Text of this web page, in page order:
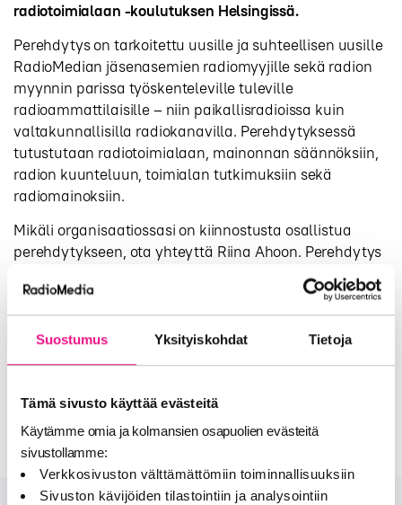
Suostumus Yksityiskohdat Tietoja
Tämä sivusto käyttää evästeitä
Käytämme omia ja kolmansien osapuolien evästeitä
sivustollamme:
Verkkosivuston välttämättömiin toiminnallisuuksiin
Sivuston kävijöiden tilastointiin ja analysointiin
radiotoimialaan -koulutuksen Helsingissä.
Perehdytys on tarkoitettu uusille ja suhteellisen uusille
RadioMedian jäsenasemien radiomyyjille sekä radion
myynnin parissa työskenteleville tuleville
radioammattilaisille – niin paikallisradioissa kuin
valtakunnallisilla radiokanavilla. Perehdytyksessä
tutustutaan radiotoimialaan, mainonnan säännöksiin,
radion kuunteluun, toimialan tutkimuksiin sekä
radiomainoksiin.
Mikäli organisaatiossasi on kiinnostusta osallistua
perehdytykseen, ota yhteyttä Riina Ahoon. Perehdytys
järjestetään RadioMedian toimistolla Helsingissä ja se
on RadioMedian jäsenasemien työntekijöille maksuton.
Aho,riina.aho@radiomedia.fi
oikeaksi